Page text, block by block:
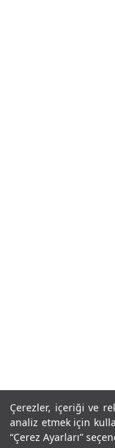
Çerezler, içeriği ve
analiz etmek için
“Çerez Ayarları”